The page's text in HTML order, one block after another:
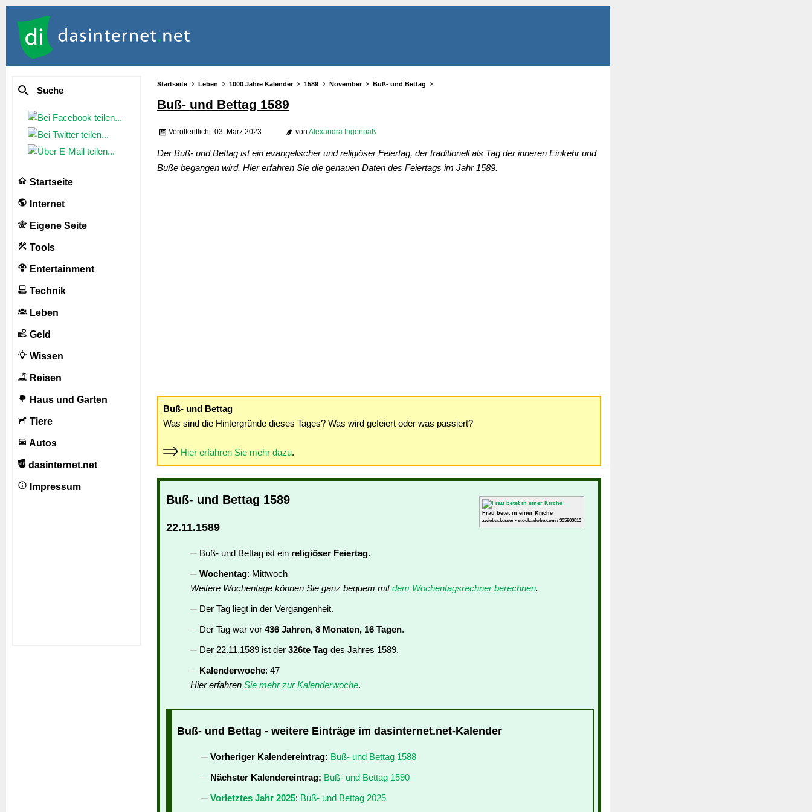
Suche
Startseite
Internet
Eigene Seite
Tools
Entertainment
Technik
Leben
Geld
Wissen
Reisen
Haus und Garten
Tiere
Autos
dasinternet.net
Impressum
Startseite Leben 1000 Jahre Kalender 1589 November Buß- und Bettag
Buß- und Bettag 1589
Veröffentlicht: 03. März 2023 von Alexandra Ingenpaß
Der Buß- und Bettag ist ein evangelischer und religiöser Feiertag, der traditionell als Tag der inneren Einkehr und
Buße begangen wird. Hier erfahren Sie die genauen Daten des Feiertags im Jahr 1589.
Buß- und Bettag
Was sind die Hintergründe dieses Tages? Was wird gefeiert oder was passiert?
Hier erfahren Sie mehr dazu.
Frau betet in einer Kriche
zwiebackesser - stock.adobe.com / 335903813
Buß- und Bettag 1589
22.11.1589
Buß- und Bettag ist ein religiöser Feiertag.
Wochentag: Mittwoch
Weitere Wochentage können Sie ganz bequem mitdem Wochentagsrechner berechnen.
Der Tag liegt in der Vergangenheit.
Der Tag war vor 436 Jahren, 8 Monaten, 16 Tagen.
Der 22.11.1589 ist der 326te Tag des Jahres 1589.
Kalenderwoche: 47
Hier erfahren Sie mehr zur Kalenderwoche.
Buß- und Bettag - weitere Einträge im dasinternet.net-Kalender
Vorheriger Kalendereintrag: Buß- und Bettag 1588
Nächster Kalendereintrag: Buß- und Bettag 1590
Vorletztes Jahr 2025: Buß- und Bettag 2025